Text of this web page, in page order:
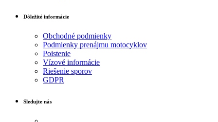
Dôležité informácie
Obchodné podmienky
Podmienky prenájmu motocyklov
Poistenie
Vízové informácie
Riešenie sporov
GDPR
Sledujte nás